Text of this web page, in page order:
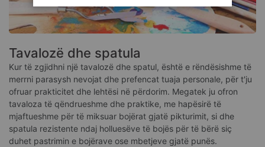
Tavalozë dhe spatula
Kur të zgjidhni një tavalozë dhe spatul, është e rëndësishme të
merrni parasysh nevojat dhe prefencat tuaja personale, për t'ju
ofruar prakticitet dhe lehtësi në përdorim. Megatek ju ofron
tavaloza të qëndrueshme dhe praktike, me hapësirë të
mjaftueshme për të miksuar bojërat gjatë pikturimit, si dhe
spatula rezistente ndaj holluesëve të bojës për të bërë siç
duhet pastrimin e bojërave ose mbetjeve gjatë punës.